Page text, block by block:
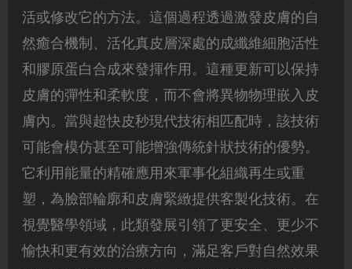
活或修改它的方法。這個過程透過激發皮膚的自
然癒合機制、活化真皮層深處的成纖維細胞活性
和膠原蛋白合成來發揮作用。這種更新可以保持
皮膚的彈性和柔軟度，而不會將異物物理嵌入皮
膚內。當與超快皮秒現代技術相匹配時，該技術
可能會模仿甚至可能增強傳統針狀技術的優勢。
它利用能量的精確應用來軍事化組織再生或重
塑，為臉部輪廓和皮膚緊緻提供客製化技術。在
視覺醫學領域，此類發展引領了更安全、更少不
愉快和更有效的治療方向，滿足客戶對自然效果